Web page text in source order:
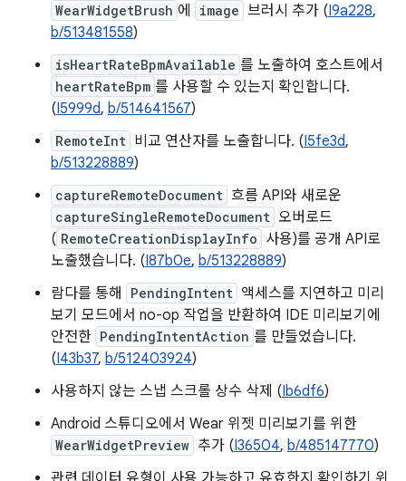
WearWidgetBrush 에 image 브러시 추가 (I9a228,
b/513481558)
isHeartRateBpmAvailable 를 노출하여 호스트에서
heartRateBpm 를 사용할 수 있는지 확인합니다.
(I5999d, b/514641567)
RemoteInt 비교 연산자를 노출합니다. (I5fe3d,
b/513228889)
captureRemoteDocument 흐름 API와 새로운
captureSingleRemoteDocument 오버로드
( RemoteCreationDisplayInfo 사용)를 공개 API로
노출했습니다. (I87b0e, b/513228889)
람다를 통해
PendingIntent 액세스를 지연하고 미리
보기 모드에서 no-op 작업을 반환하여 IDE 미리보기에
안전한 PendingIntentAction 를 만들었습니다.
(I43b37, b/512403924)
사용하지 않는 스냅 스크롤 상수 삭제 (Ib6df6)
Android 스튜디오에서 Wear 위젯 미리보기를 위한
WearWidgetPreview 추가 (I36504, b/485147770)